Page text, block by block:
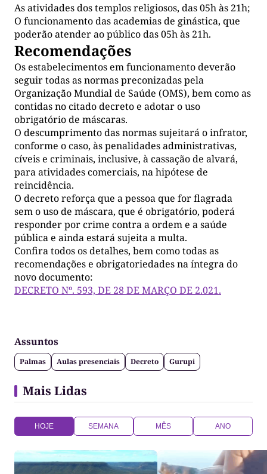
As atividades dos templos religiosos, das 05h às 21h;
O funcionamento das academias de ginástica, que
poderão atender ao público das 05h às 21h.
Recomendações
Os estabelecimentos em funcionamento deverão
seguir todas as normas preconizadas pela
Organização Mundial de Saúde (OMS), bem como as
contidas no citado decreto e adotar o uso
obrigatório de máscaras.
O descumprimento das normas sujeitará o infrator,
conforme o caso, às penalidades administrativas,
cíveis e criminais, inclusive, à cassação de alvará,
para atividades comerciais, na hipótese de
reincidência.
O decreto reforça que a pessoa que for flagrada
sem o uso de máscara, que é obrigatório, poderá
responder por crime contra a ordem e a saúde
pública e ainda estará sujeita a multa.
Confira todos os detalhes, bem como todas as
recomendações e obrigatoriedades na íntegra do
novo documento:
DECRETO Nº. 593, DE 28 DE MARÇO DE 2.021.
Assuntos
Palmas Aulas presenciais Decreto Gurupi
Mais Lidas
HOJE SEMANA MÊS ANO